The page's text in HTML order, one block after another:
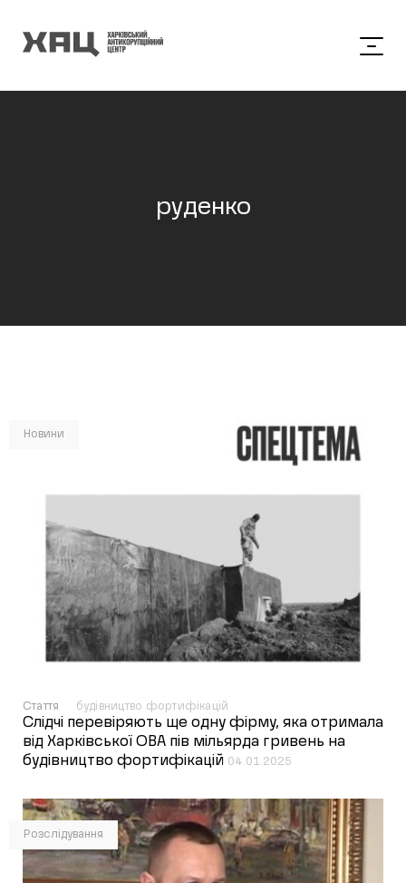
руденко
Новини
Стаття будівництво фортифікацій
Слідчі перевіряють ще одну фірму, яка отримала
від Харківської ОВА пів мільярда гривень на
будівництво фортифікацій 04.01.2025
Розслідування